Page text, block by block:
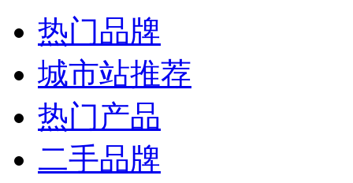
相关推荐
福迪柴油探索者三suv
福迪新款suv谍照
2014别克全新suv
福迪全新suv
纳智捷全新紧凑型...
热门品牌
城市站推荐
热门产品
二手品牌